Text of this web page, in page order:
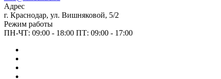
Адрес
г. Краснодар, ул. Вишняковой, 5/2
Режим работы
ПН-ЧТ: 09:00 - 18:00 ПТ: 09:00 - 17:00